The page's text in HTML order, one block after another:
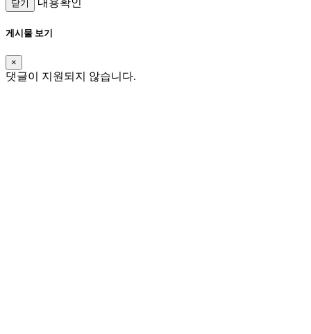
닫기
게시물 보기
×
댓글이 지원되지 않습니다.